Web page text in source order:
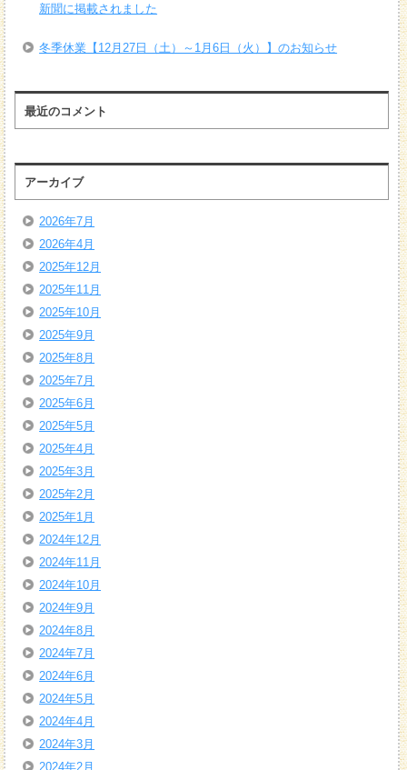
新聞に掲載されました
冬季休業【12月27日（土）～1月6日（火）】のお知らせ
最近のコメント
アーカイブ
2026年7月
2026年4月
2025年12月
2025年11月
2025年10月
2025年9月
2025年8月
2025年7月
2025年6月
2025年5月
2025年4月
2025年3月
2025年2月
2025年1月
2024年12月
2024年11月
2024年10月
2024年9月
2024年8月
2024年7月
2024年6月
2024年5月
2024年4月
2024年3月
2024年2月